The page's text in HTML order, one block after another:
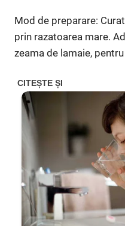
Mod de preparare:
prin razatoarea mare.
zeama de lamaie,